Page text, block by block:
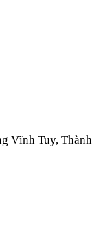
Vĩnh Tuy, Thành